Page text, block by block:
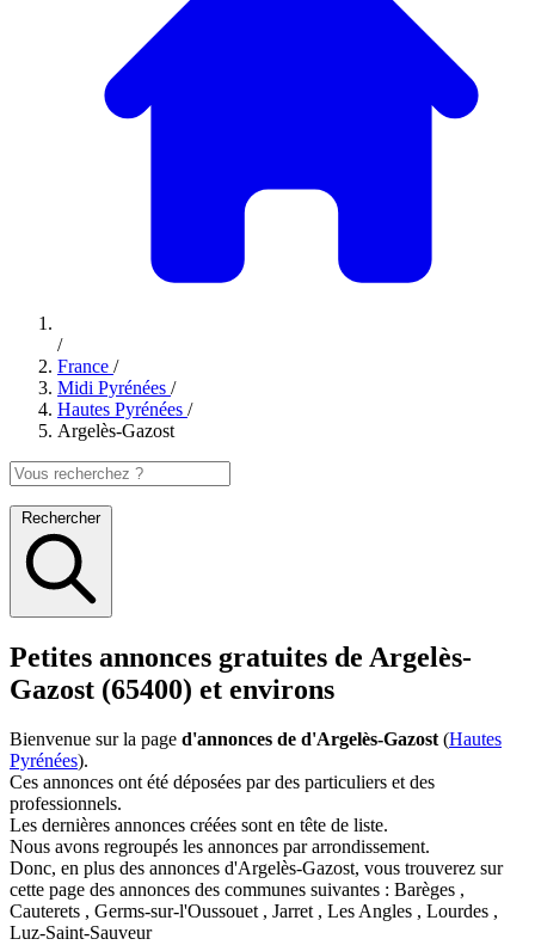
/
France /
Midi Pyrénées /
Hautes Pyrénées /
Argelès-Gazost
Rechercher
Petites annonces gratuites de Argelès-
Gazost (65400) et environs
Bienvenue sur la page d'annonces de d'Argelès-Gazost(Hautes
Pyrénées).
Ces annonces ont été déposées par des particuliers et des
professionnels.
Les dernières annonces créées sont en tête de liste.
Nous avons regroupés les annonces par arrondissement.
Donc, en plus des annonces d'Argelès-Gazost, vous trouverez sur
cette page des annonces des communes suivantes : Barèges ,
Cauterets , Germs-sur-l'Oussouet , Jarret , Les Angles , Lourdes ,
Luz-Saint-Sauveur